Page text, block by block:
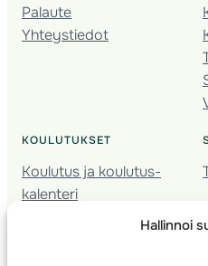
Hallinnoi
Palaute
Yhteystiedot
KOULUTUKSET
Koulutus ja koulutus­
kalenteri
Nuorison koulutukset